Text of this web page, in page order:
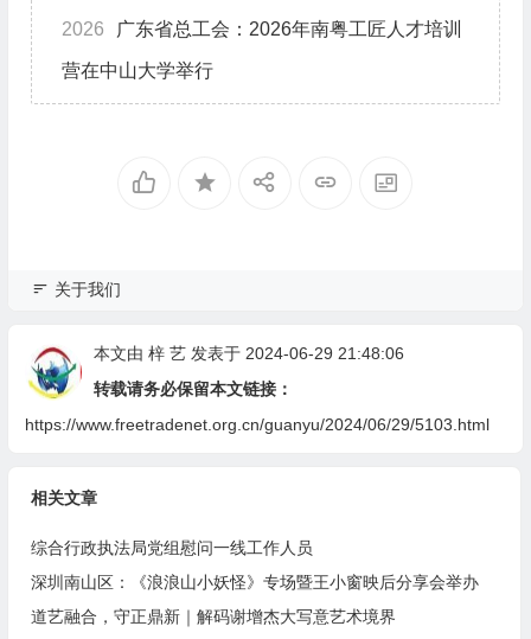
2026 广东省总工会：2026年南粤工匠人才培训
营在中山大学举行
关于我们
本文由 梓 艺发表于 2024-06-29 21:48:06
转载请务必保留本文链接：
https://www.freetradenet.org.cn/guanyu/2024/06/29/5103.html
相关文章
综合行政执法局党组慰问一线工作人员
深圳南山区：《浪浪山小妖怪》专场暨王小窗映后分享会举办
道艺融合，守正鼎新｜解码谢增杰大写意艺术境界